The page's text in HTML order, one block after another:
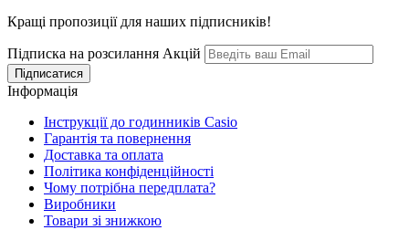
Кращі пропозиції для наших підписників!
Підписка на розсилання Акцій
Інформація
Інструкції до годинників Casio
Гарантія та повернення
Доставка та оплата
Політика конфіденційності
Чому потрібна передплата?
Виробники
Товари зі знижкою